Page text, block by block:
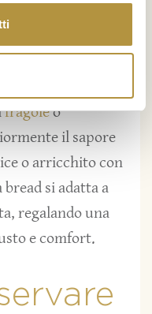
fragoleo
il sapore
o arricchito con
si adatta a
regalando una
e comfort.